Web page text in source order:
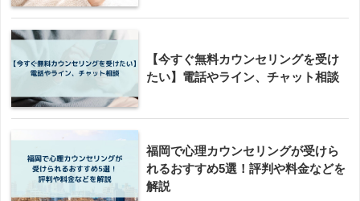
【今すぐ無料カウンセリングを受け
たい】電話やライン、チャット相談
福岡で心理カウンセリングが受けら
れるおすすめ5選！評判や料金などを
解説